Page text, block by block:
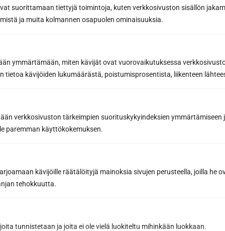
suorittamaan tiettyjä toimintoja, kuten verkkosivuston sisällön
ja muita kolmannen osapuolen ominaisuuksia.
ymmärtämään, miten kävijät ovat vuorovaikutuksessa
tietoa kävijöiden lukumäärästä, poistumisprosentista, liikenteen
verkkosivuston tärkeimpien suorituskykyindeksien ymmärtämiseen
paremman käyttökokemuksen.
kävijöille räätälöityjä mainoksia sivujen perusteella, joilla he
tehokkuutta.
tunnistetaan ja joita ei ole vielä luokiteltu mihinkään luokkaan.
Request a quote at
with the design tool
info@sunsauna.fi(including requests for
quotes) or use the form below. See all
Contact form